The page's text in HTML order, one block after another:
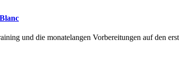
und die monatelangen Vorbereitungen auf den